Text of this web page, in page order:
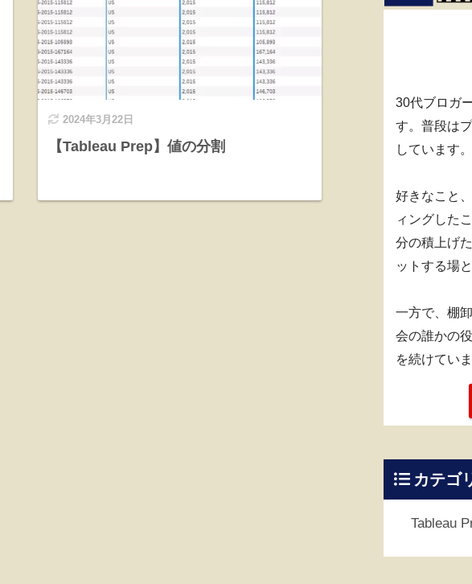
2024年3月22日
【Tableau Prep】値の分割
30代ブロガ
す。普段は
しています。
好きなこと
ィングした
分の積上げ
ットする場
一方で、棚
会の誰かの
を続けていま
カテゴ